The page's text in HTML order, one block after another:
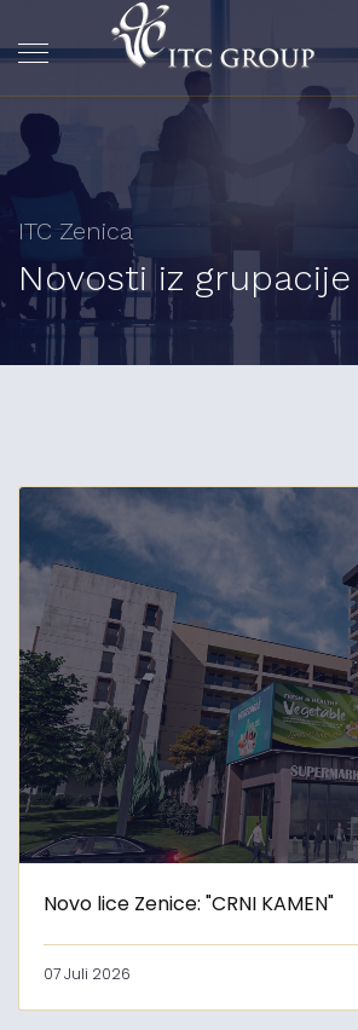
ITC Zenica
Novosti iz grupacije
Novo lice Zenice: "CRNI KAMEN"
07 Juli 2026